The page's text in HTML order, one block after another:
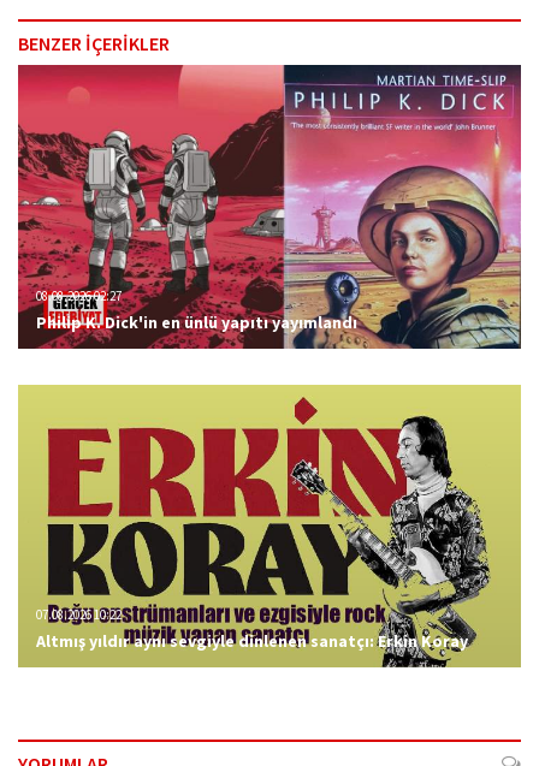
BENZER İÇERİKLER
08.08.2026 02:27
Philip K. Dick'in en ünlü yapıtı yayımlandı
07.08.2026 10:22
Altmış yıldır aynı sevgiyle dinlenen sanatçı: Erkin Koray